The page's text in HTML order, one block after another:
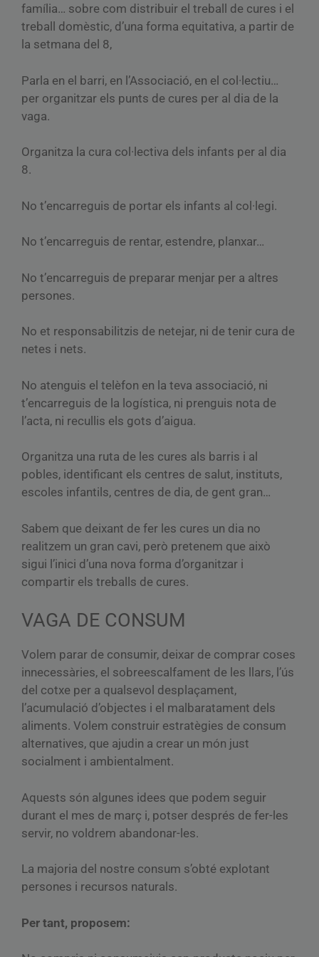
família… sobre com distribuir el treball de cures i el
treball domèstic, d’una forma equitativa, a partir de
la setmana del 8,
Parla en el barri, en l’Associació, en el col·lectiu…
per organitzar els punts de cures per al dia de la
vaga.
Organitza la cura col·lectiva dels infants per al dia
8.
No t’encarreguis de portar els infants al col·legi.
No t’encarreguis de rentar, estendre, planxar…
No t’encarreguis de preparar menjar per a altres
persones.
No et responsabilitzis de netejar, ni de tenir cura de
netes i nets.
No atenguis el telèfon en la teva associació, ni
t’encarreguis de la logística, ni prenguis nota de
l’acta, ni recullis els gots d’aigua.
Organitza una ruta de les cures als barris i al
pobles, identificant els centres de salut, instituts,
escoles infantils, centres de dia, de gent gran…
Sabem que deixant de fer les cures un dia no
realitzem un gran cavi, però pretenem que això
sigui l’inici d’una nova forma d’organitzar i
compartir els treballs de cures.
VAGA DE CONSUM
Volem parar de consumir, deixar de comprar coses
innecessàries, el sobreescalfament de les llars, l’ús
del cotxe per a qualsevol desplaçament,
l’acumulació d’objectes i el malbaratament dels
aliments. Volem construir estratègies de consum
alternatives, que ajudin a crear un món just
socialment i ambientalment.
Aquests són algunes idees que podem seguir
durant el mes de març i, potser després de fer-les
servir, no voldrem abandonar-les.
La majoria del nostre consum s’obté explotant
persones i recursos naturals.
Per tant, proposem: